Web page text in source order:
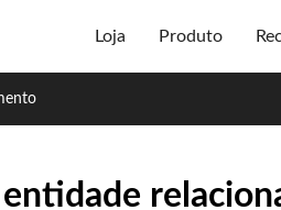
Loja Produto